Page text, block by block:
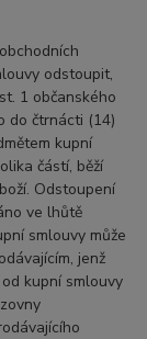
odstoupit,
1 občanského
do čtrnácti (14)
kupní
částí, běží
Odstoupení
ve lhůtě
smlouvy může
jenž
kupní smlouvy